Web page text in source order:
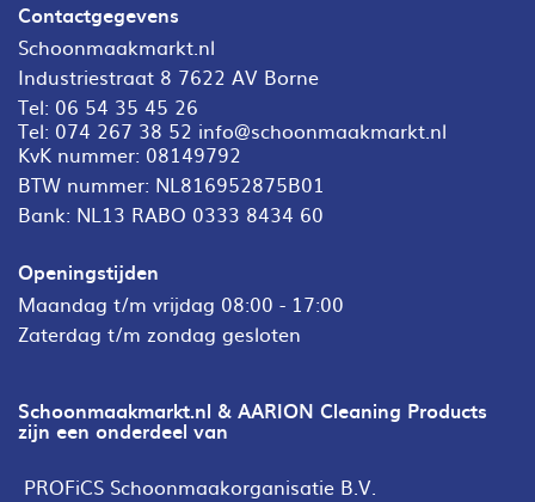
Contactgegevens
Schoonmaakmarkt.nl
Industriestraat 8 7622 AV Borne
Tel: 06 54 35 45 26
Tel: 074 267 38 52 info@schoonmaakmarkt.nl
KvK nummer: 08149792
BTW nummer: NL816952875B01
Bank: NL13 RABO 0333 8434 60
Openingstijden
Maandag t/m vrijdag 08:00 - 17:00
Zaterdag t/m zondag gesloten
Schoonmaakmarkt.nl & AARION Cleaning Products
zijn een onderdeel van
PROFiCS Schoonmaakorganisatie B.V.